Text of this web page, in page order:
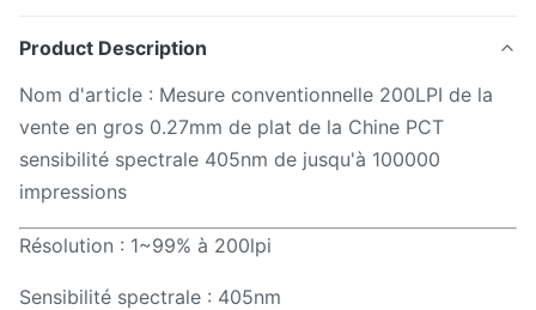
Product Description
Nom d'article : Mesure conventionnelle 200LPI de la
vente en gros 0.27mm de plat de la Chine PCT
sensibilité spectrale 405nm de jusqu'à 100000
impressions
Résolution : 1~99% à 200lpi
Sensibilité spectrale : 405nm